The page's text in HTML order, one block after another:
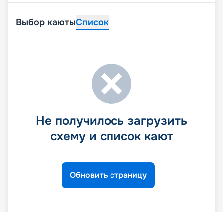
Выбор каютыСписок
Не получилось загрузить
схему и список кают
Обновить страницу